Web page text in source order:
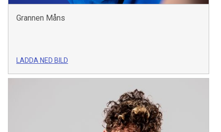
Grannen Måns
LADDA NED BILD